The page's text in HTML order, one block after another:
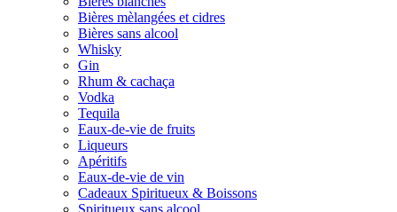
Bières mèlangées et cidres
Bières sans alcool
Whisky
Gin
Rhum & cachaça
Vodka
Tequila
Eaux-de-vie de fruits
Liqueurs
Apéritifs
Eaux-de-vie de vin
Cadeaux Spiritueux & Boissons
Spiritueux sans alcool